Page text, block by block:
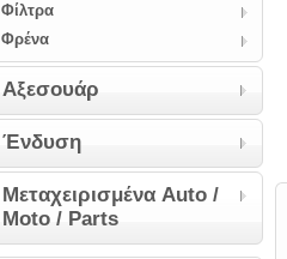
Φίλτρα
Φρένα
Αξεσουάρ
Ένδυση
Μεταχειρισμένα Auto /
Moto / Parts